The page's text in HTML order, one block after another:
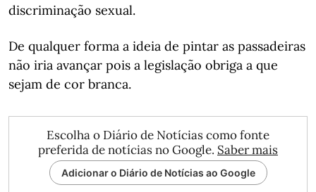
discriminação sexual.
De qualquer forma a ideia de pintar as passadeiras
não iria avançar pois a legislação obriga a que
sejam de cor branca.
Escolha o Diário de Notícias como fonte
preferida de notícias no Google. Saber mais
Adicionar o Diário de Notícias ao Google